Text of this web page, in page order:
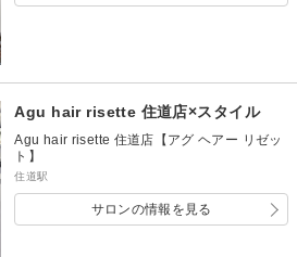
Agu hair risette 住道店×スタイル
Agu hair risette 住道店【アグ ヘアー リゼッ
ト】
住道駅
サロンの情報を見る